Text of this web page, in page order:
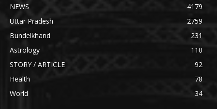
NEWS
4179
Uttar Pradesh
2759
Bundelkhand
231
Astrology
110
STORY / ARTICLE
92
Health
78
World
34